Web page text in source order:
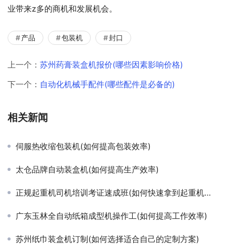
业带来z多的商机和发展机会。
产品 包装机 封口
上一个： 苏州药膏装盒机报价(哪些因素影响价格)
下一个： 自动化机械手配件(哪些配件是必备的)
相关新闻
伺服热收缩包装机(如何提高包装效率)
太仓品牌自动装盒机(如何提高生产效率)
正规起重机司机培训考证速成班(如何快速拿到起重机驾驶证)
广东玉林全自动纸箱成型机操作工(如何提高工作效率)
苏州纸巾装盒机订制(如何选择适合自己的定制方案)